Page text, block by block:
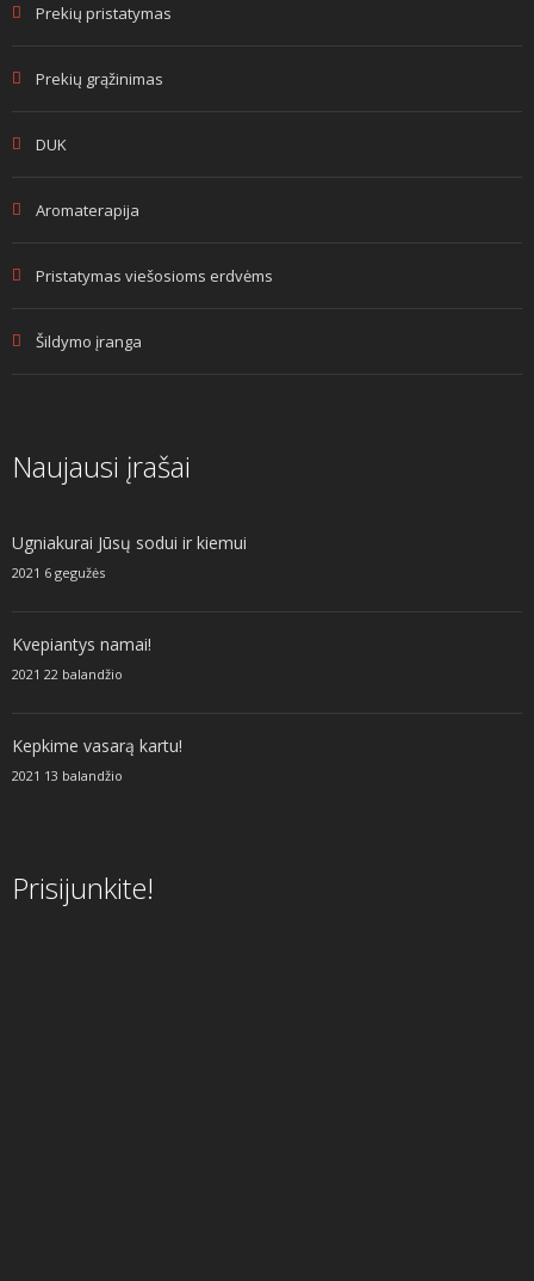
Prekių pristatymas
Prekių grąžinimas
DUK
Aromaterapija
Pristatymas viešosioms erdvėms
Šildymo įranga
Naujausi įrašai
Ugniakurai Jūsų sodui ir kiemui
2021 6 gegužės
Kvepiantys namai!
2021 22 balandžio
Kepkime vasarą kartu!
2021 13 balandžio
Prisijunkite!